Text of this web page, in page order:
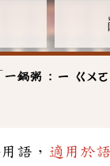
一鍋粥 : ㄧ ㄍㄨㄛ
語， 適用於